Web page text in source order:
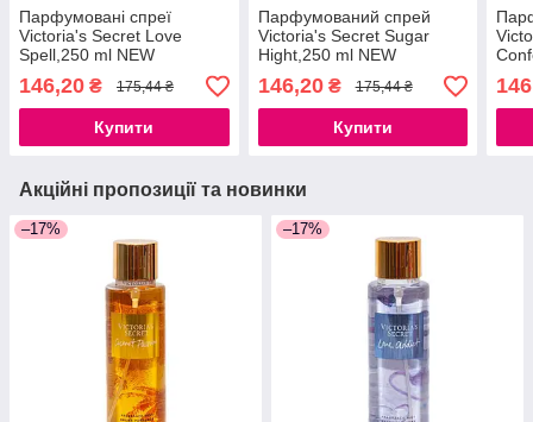
Парфумовані спреї
Victoria's Secret Love
Spell,250 ml NEW
146,20 ₴ 175,44 ₴
Купити
Парфумований спрей
Victoria's Secret Sugar
Hight,250 ml NEW
146,20₴ 175,44 ₴
Купити
Акційні пропозиції та новинки
–17% –17%